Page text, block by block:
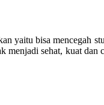
yaitu bisa mencegah
sehat, kuat dan